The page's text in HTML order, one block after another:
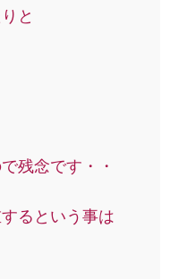
と
残念です・・
るという事は